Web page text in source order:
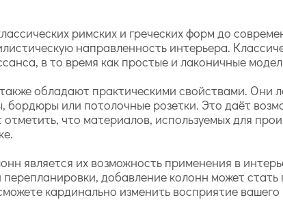
римских и греческих форм до
направленность интерьера.
в то время как простые и лаконичные
обладают практическими свойствами. Они
бордюры или потолочные розетки. Это даёт
что материалов, используемых для
является их возможность применения в
добавление колонн может
кардинально изменить восприятие